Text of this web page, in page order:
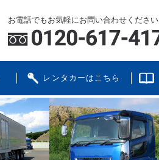
お電話でもお気軽にお問い合わせください
レンタカーはこちら